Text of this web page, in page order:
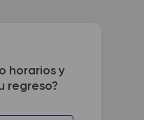
horarios y
regreso?